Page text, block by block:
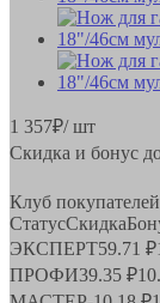
1 357₽/ шт
Скидка и бонус
Клуб
СтатусСкидка
ЭКСПЕРТ59.71 ₽
ПРОФИ39.35 ₽